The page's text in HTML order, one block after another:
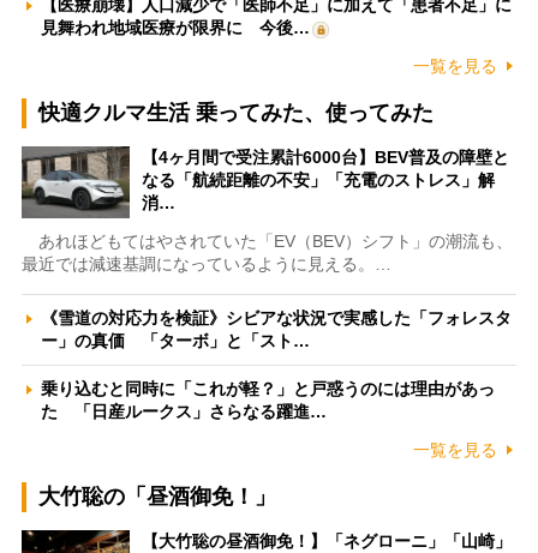
【医療崩壊】人口減少で「医師不足」に加えて「患者不足」に
見舞われ地域医療が限界に 今後…
一覧を見る
快適クルマ生活 乗ってみた、使ってみた
【4ヶ月間で受注累計6000台】BEV普及の障壁と
なる「航続距離の不安」「充電のストレス」解
消…
あれほどもてはやされていた「EV（BEV）シフト」の潮流も、
最近では減速基調になっているように見える。…
《雪道の対応力を検証》シビアな状況で実感した「フォレスタ
ー」の真価 「ターボ」と「スト…
乗り込むと同時に「これが軽？」と戸惑うのには理由があっ
た 「日産ルークス」さらなる躍進…
一覧を見る
大竹聡の「昼酒御免！」
【大竹聡の昼酒御免！】「ネグローニ」「山崎」